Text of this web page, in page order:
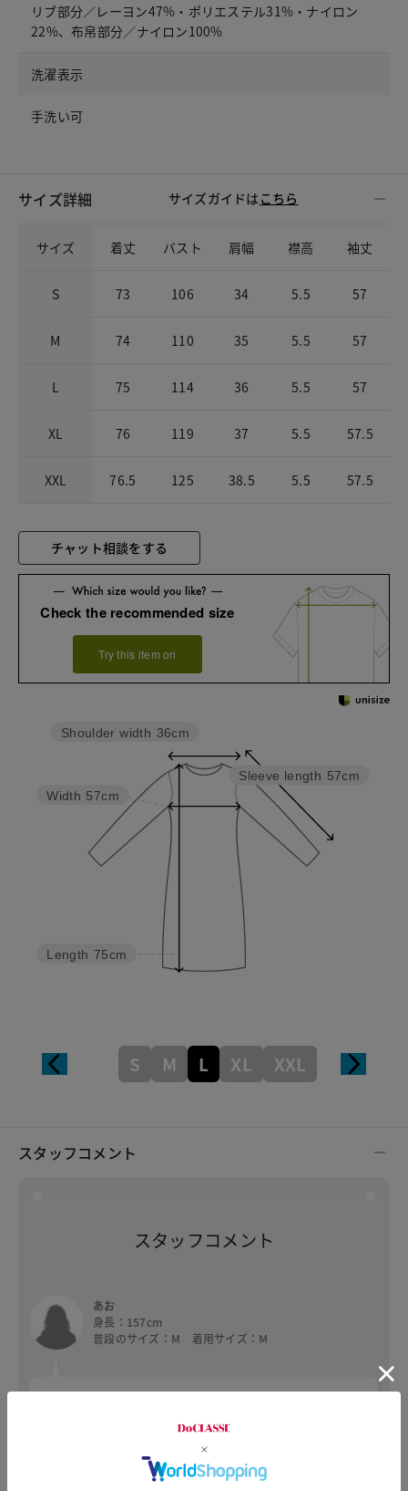
リブ部分／レーヨン47%・ポリエステル31%・ナイロン
22%、布帛部分／ナイロン100%
洗濯表示
手洗い可
サイズ詳細 サイズガイドは こちら
サイズ 着丈 バスト 肩幅 襟高 袖丈
S 73 106 34 5.5 57
M 74 110 35 5.5 57
L 75 114 36 5.5 57
XL 76 119 37 5.5 57.5
XXL 76.5 125 38.5 5.5 57.5
チャット相談をする
Check the recommended size
Try this item on
Sleeve length 57cm
Length 75cm
Width 57cm
Shoulder width 36cm
S M L XL XXL
スタッフコメント
スタッフコメント
あお
身長：157cm
普段のサイズ：M 着用サイズ：M
元にかけてのニット部分がすっきりとしているの
で全体がすっきりした感じ見えて良いです。ふわ
っとした部分もボリュームは多くないのでスマー